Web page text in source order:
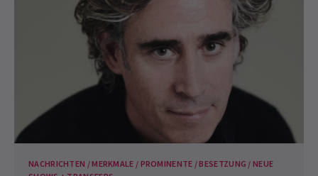
NACHRICHTEN / MERKMALE / PROMINENTE / BESETZUNG / NEUE